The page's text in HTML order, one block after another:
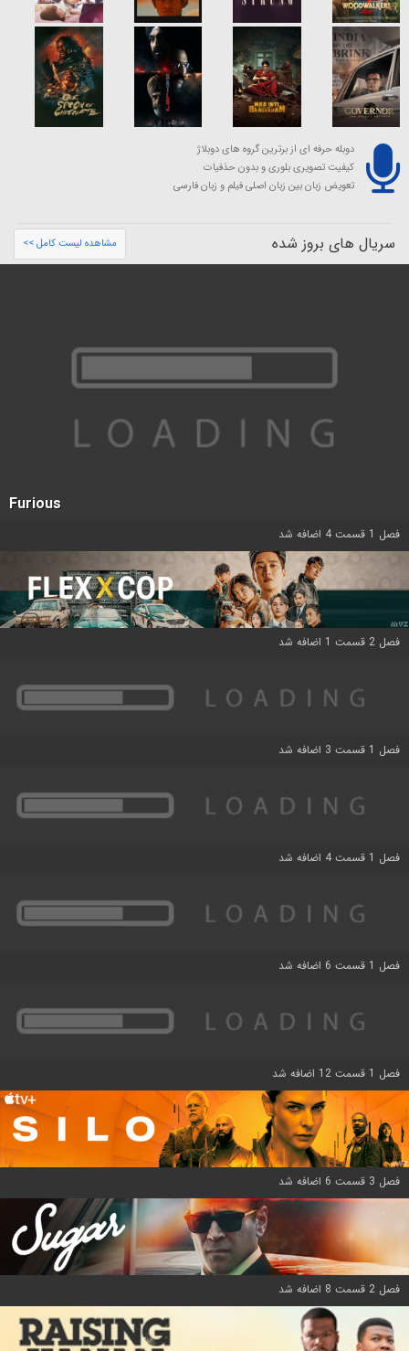
دوبله حرفه ای از برترین گروه های دوبلاژ
کیفیت تصویری بلوری و بدون حذفیات
تعویض زبان بین زبان اصلی فیلم و زبان فارسی
سریال های بروز شده مشاهده لیست کامل >>
Furious
فصل 1 قسمت 4 اضافه شد
فصل 2 قسمت 1 اضافه شد
فصل 1 قسمت 3 اضافه شد
فصل 1 قسمت 4 اضافه شد
فصل 1 قسمت 6 اضافه شد
فصل 1 قسمت 12 اضافه شد
فصل 3 قسمت 6 اضافه شد
فصل 2 قسمت 8 اضافه شد